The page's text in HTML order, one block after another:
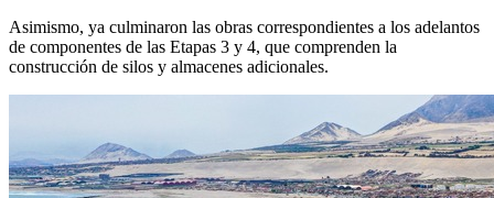
Asimismo, ya culminaron las obras correspondientes a los adelantos
de componentes de las Etapas 3 y 4, que comprenden la
construcción de silos y almacenes adicionales.